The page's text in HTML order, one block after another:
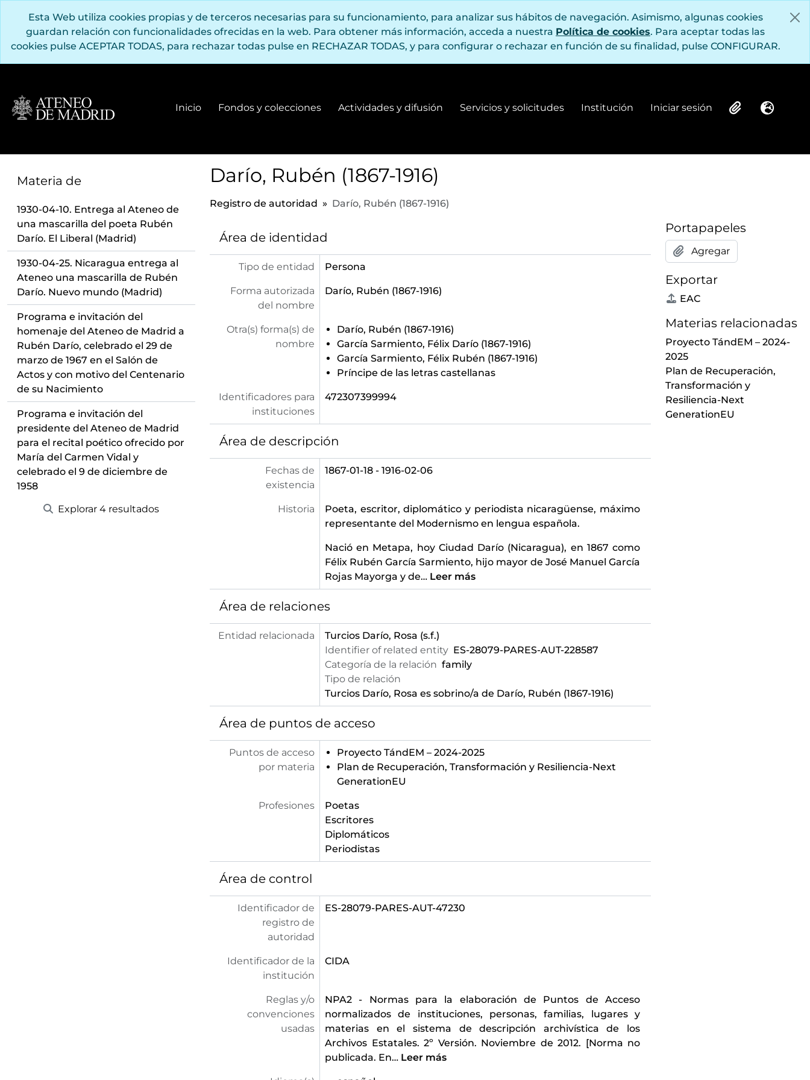
Esta Web utiliza cookies propias y de terceros necesarias para su funcionamiento, para analizar sus hábitos de navegación. Asimismo, algunas cookies
guardan relación con funcionalidades ofrecidas en la web. Para obtener más información, acceda a nuestra Política de cookies. Para aceptar todas las
cookies pulse ACEPTAR TODAS, para rechazar todas pulse en RECHAZAR TODAS, y para configurar o rechazar en función de su finalidad, pulse CONFIGURAR.
Inicio Fondos y colecciones
Fondos y colecciones
Actividades y difusión
Actividades y difusión
Servicios y solicitudes Institución
Institución
Iniciar sesión
Iniciar sesión ClipboardIdioma
Materia de
1930-04-10. Entrega al Ateneo de
una mascarilla del poeta Rubén
Darío. El Liberal (Madrid)
1930-04-25. Nicaragua entrega al
Ateneo una mascarilla de Rubén
Darío. Nuevo mundo (Madrid)
Programa e invitación del
homenaje del Ateneo de Madrid a
Rubén Darío, celebrado el 29 de
marzo de 1967 en el Salón de
Actos y con motivo del Centenario
de su Nacimiento
Programa e invitación del
presidente del Ateneo de Madrid
para el recital poético ofrecido por
María del Carmen Vidal y
celebrado el 9 de diciembre de
1958
Explorar 4 resultados
Darío, Rubén (1867-1916)
Registro de autoridad Darío, Rubén (1867-1916)
Área de identidad
Tipo de entidad Persona
Forma autorizada
del nombre
Darío, Rubén (1867-1916)
Otra(s) forma(s) de
nombre
Darío, Rubén (1867-1916)
García Sarmiento, Félix Darío (1867-1916)
García Sarmiento, Félix Rubén (1867-1916)
Príncipe de las letras castellanas
Identificadores para
instituciones
472307399994
Área de descripción
Fechas de
existencia
1867-01-18 - 1916-02-06
Historia
Poeta, escritor, diplomático y periodista nicaragüense, máximo
representante del Modernismo en lengua española.
Nació en Metapa, hoy Ciudad Darío (Nicaragua), en 1867 como
Félix Rubén García Sarmiento, hijo mayor de José Manuel García
Rojas Mayorga y de… Leer más
Área de relaciones
Entidad relacionada Turcios Darío, Rosa (s.f.)
Identifier of related entity ES-28079-PARES-AUT-228587
Categoría de la relación family
Tipo de relación
Turcios Darío, Rosa es sobrino/a de Darío, Rubén (1867-1916)
Área de puntos de acceso
Puntos de acceso
por materia
Proyecto TándEM – 2024-2025
Plan de Recuperación, Transformación y Resiliencia-Next
GenerationEU
Profesiones
Poetas
Escritores
Diplomáticos
Periodistas
Área de control
Identificador de
registro de
autoridad
ES-28079-PARES-AUT-47230
Identificador de la
institución
CIDA
Reglas y/o
convenciones
usadas
NPA2 - Normas para la elaboración de Puntos de Acceso
normalizados de instituciones, personas, familias, lugares y
materias en el sistema de descripción archivística de los
Archivos Estatales. 2º Versión. Noviembre de 2012. [Norma no
publicada. En… Leer más
Portapapeles
Agregar
Exportar
EAC
Materias relacionadas
Proyecto TándEM – 2024-
2025
Plan de Recuperación,
Transformación y
Resiliencia-Next
GenerationEU